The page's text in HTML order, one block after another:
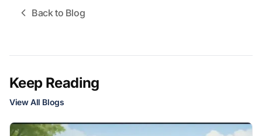
Back to Blog
Keep Reading
View All Blogs